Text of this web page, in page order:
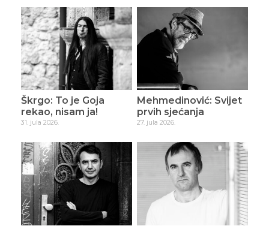
Škrgo: To je Goja
rekao, nisam ja!
31. jula 2026.
Mehmedinović: Svijet
prvih sjećanja
27. jula 2026.